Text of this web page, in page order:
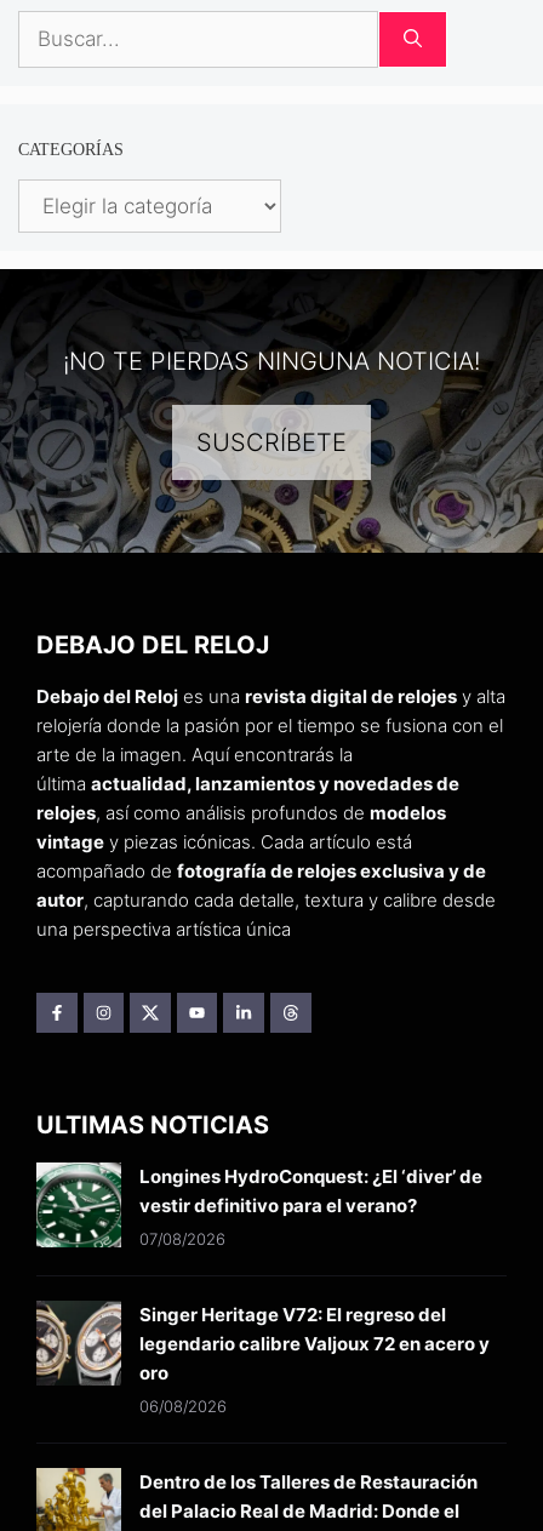
Buscar:
CATEGORÍAS
Categorías
¡NO TE PIERDAS NINGUNA NOTICIA!
SUSCRÍBETE
DEBAJO DEL RELOJ
Debajo del Reloj es una revista digital de relojes y alta
relojería donde la pasión por el tiempo se fusiona con el
arte de la imagen. Aquí encontrarás la
última actualidad, lanzamientos y novedades de
relojes, así como análisis profundos de modelos
vintage y piezas icónicas. Cada artículo está
acompañado de fotografía de relojes exclusiva y de
autor, capturando cada detalle, textura y calibre desde
una perspectiva artística única
ULTIMAS NOTICIAS
Longines HydroConquest: ¿El ‘diver’ de
vestir definitivo para el verano?
07/08/2026
Singer Heritage V72: El regreso del
legendario calibre Valjoux 72 en acero y
oro
06/08/2026
Dentro de los Talleres de Restauración
del Palacio Real de Madrid: Donde el